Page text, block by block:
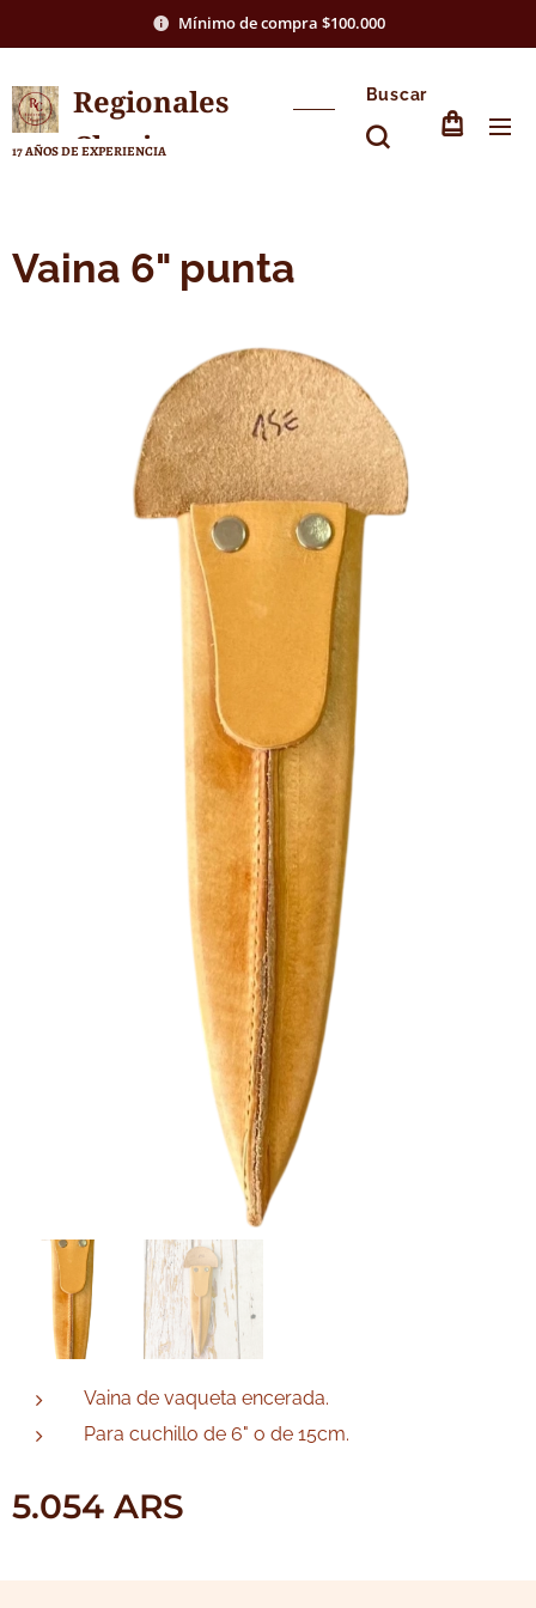
Mínimo de compra $100.000
Regionales
Chasico
17 AÑOS DE EXPERIENCIA
Buscar
Vaina 6" punta
Vaina de vaqueta encerada.
Para cuchillo de 6" o de 15cm.
5.054 ARS